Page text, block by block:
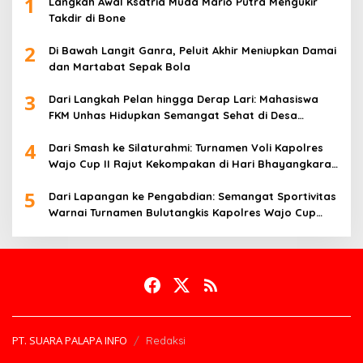
1
Takdir di Bone
2
Di Bawah Langit Ganra, Peluit Akhir Meniupkan Damai
dan Martabat Sepak Bola
3
Dari Langkah Pelan hingga Derap Lari: Mahasiswa
FKM Unhas Hidupkan Semangat Sehat di Desa
4
Dari Smash ke Silaturahmi: Turnamen Voli Kapolres
Wajo Cup II Rajut Kekompakan di Hari Bhayangkara
5
Dari Lapangan ke Pengabdian: Semangat Sportivitas
Warnai Turnamen Bulutangkis Kapolres Wajo Cup
PT. SUARA PALAPA INFO Redaksi